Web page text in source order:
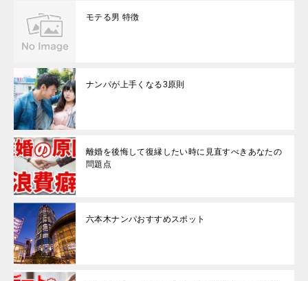
モテる男 特徴
ナンパが上手くなる3原則
離婚を後悔して復縁したい時に見直すべきあなたの
問題点
六本木ナンパおすすめスポット